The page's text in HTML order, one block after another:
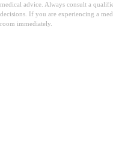
medical advice. Always consult a
decisions. If you are experiencing a
room immediately.